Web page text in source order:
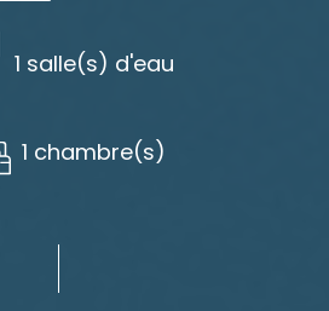
1 salle(s) d'eau
1 chambre(s)